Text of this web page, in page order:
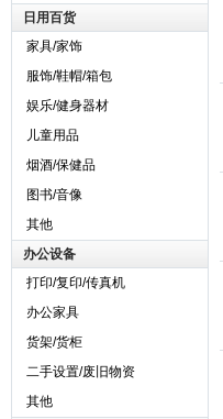
日用百货
家具/家饰
服饰/鞋帽/箱包
娱乐/健身器材
儿童用品
烟酒/保健品
图书/音像
其他
办公设备
打印/复印/传真机
办公家具
货架/货柜
二手设置/废旧物资
其他